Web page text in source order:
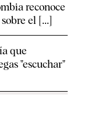
reconoce
el [...]
que
"escuchar"